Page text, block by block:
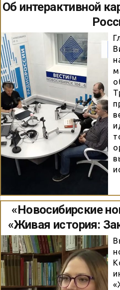
Об интерактивной
«Новосибирские
«Живая история: